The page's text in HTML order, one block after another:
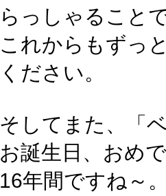
らっしゃること
これからもずっ
ください。
そしてまた、「
お誕生日、おめ
16年間ですね～